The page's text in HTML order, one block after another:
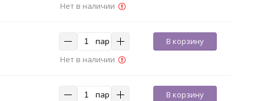
Нет в наличии
пар
В корзину
Нет в наличии
пар
В корзину